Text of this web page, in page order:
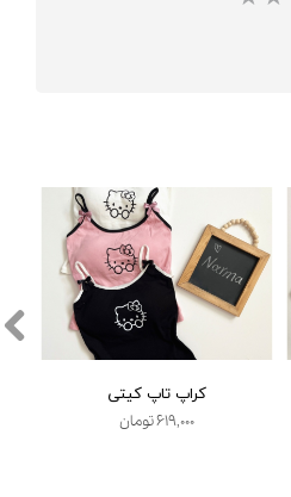
کراپ تاپ کیتی
۶۱۹,۰۰۰ تومان